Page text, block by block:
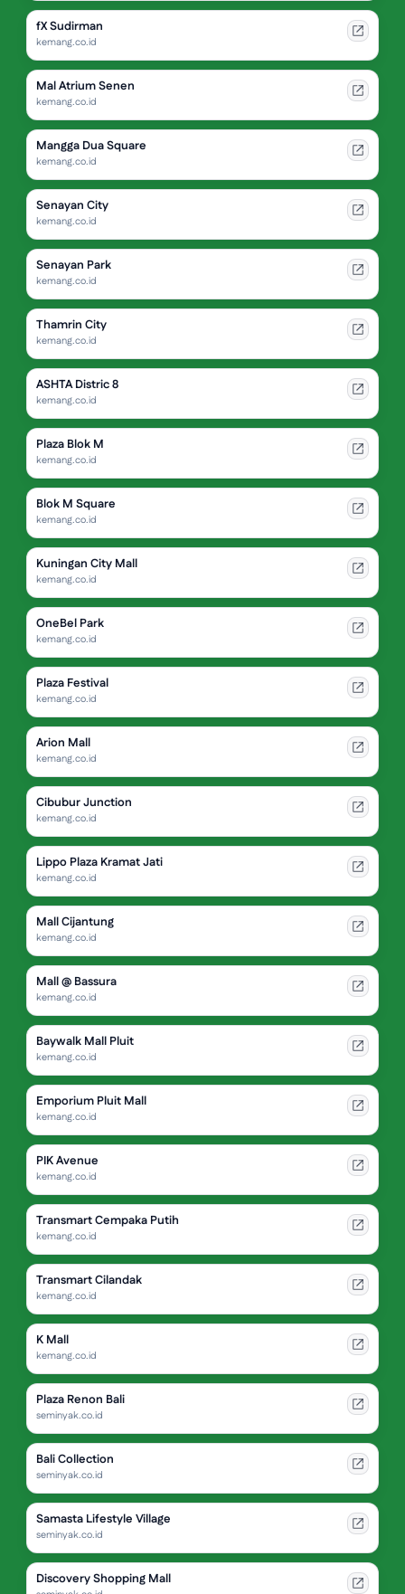
fX Sudirman
kemang.co.id
Mal Atrium Senen
kemang.co.id
Mangga Dua Square
kemang.co.id
Senayan City
kemang.co.id
Senayan Park
kemang.co.id
Thamrin City
kemang.co.id
ASHTA Distric 8
kemang.co.id
Plaza Blok M
kemang.co.id
Blok M Square
kemang.co.id
Kuningan City Mall
kemang.co.id
OneBel Park
kemang.co.id
Plaza Festival
kemang.co.id
Arion Mall
kemang.co.id
Cibubur Junction
kemang.co.id
Lippo Plaza Kramat Jati
kemang.co.id
Mall Cijantung
kemang.co.id
Mall @ Bassura
kemang.co.id
Baywalk Mall Pluit
kemang.co.id
Emporium Pluit Mall
kemang.co.id
PIK Avenue
kemang.co.id
Transmart Cempaka Putih
kemang.co.id
Transmart Cilandak
kemang.co.id
K Mall
kemang.co.id
Plaza Renon Bali
seminyak.co.id
Bali Collection
seminyak.co.id
Samasta Lifestyle Village
seminyak.co.id
Discovery Shopping Mall